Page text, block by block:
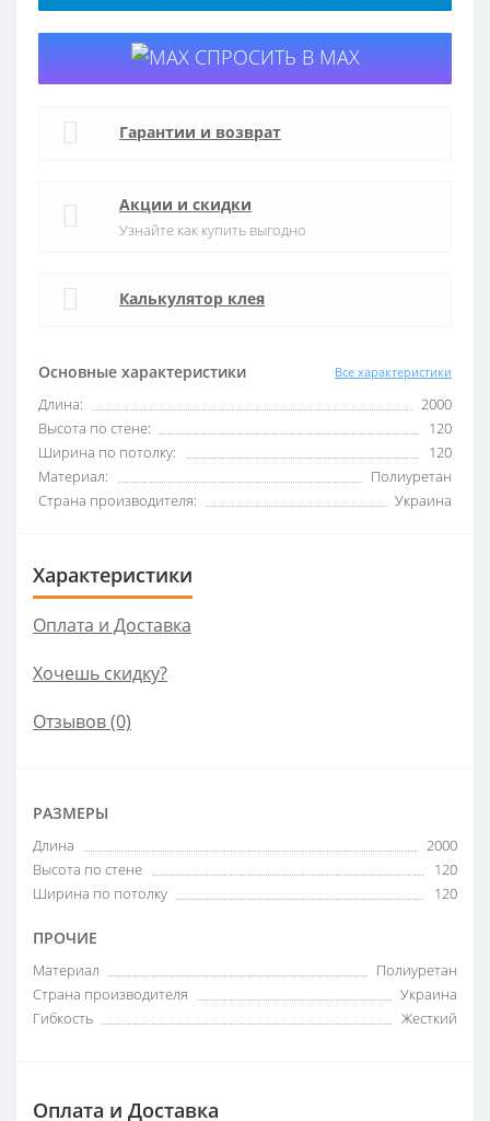
Основные характеристики Все характеристики
Длина:
2000
Высота по стене:
120
Ширина по потолку:
120
Материал:
Полиуретан
Страна производителя:
Украина
СПРОСИТЬ В MAX
Гарантии и возврат
Акции и скидки
Узнайте как купить выгодно
Калькулятор клея
Характеристики
Оплата и Доставка
Хочешь скидку?
Отзывов (0)
РАЗМЕРЫ
Длина
2000
Высота по стене
120
Ширина по потолку
120
ПРОЧИЕ
Материал
Полиуретан
Страна производителя
Украина
Гибкость
Жесткий
Оплата и Доставка